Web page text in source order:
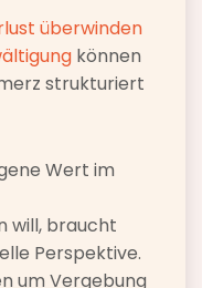
überwinden
können
strukturiert
Wert im
will, braucht
Perspektive.
um Vergebung